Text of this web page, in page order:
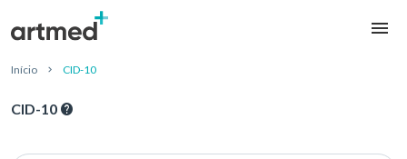
Início CID-10
CID-10